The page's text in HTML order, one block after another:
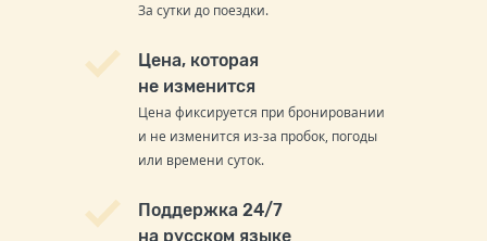
За сутки до поездки.
Цена, которая
не изменится
Цена фиксируется при бронировании
и не изменится из-за пробок, погоды
или времени суток.
Поддержка 24/7
на русском языке